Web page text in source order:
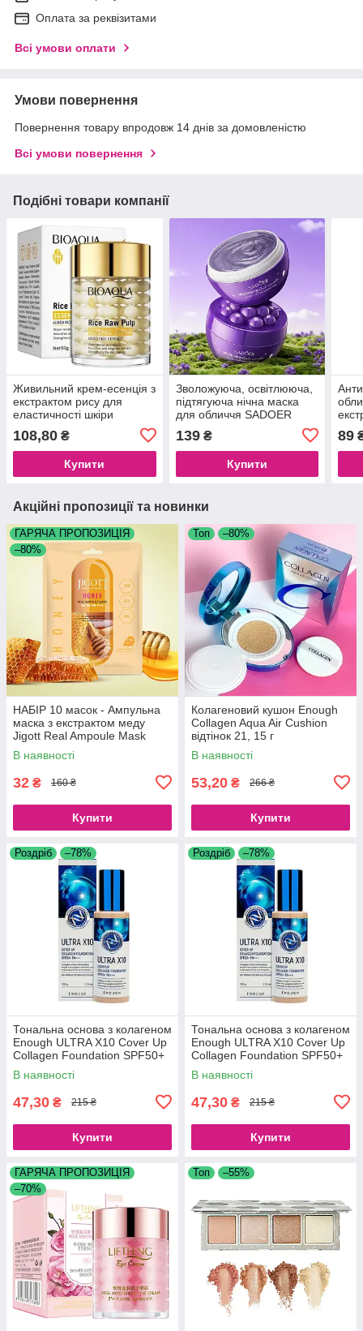
Оплата за реквізитами
Всі умови оплати
Умови повернення
Повернення товару впродовж 14 днів за домовленістю
Всі умови повернення
Подібні товари компанії
Живильний крем-есенція з
екстрактом рису для
еластичності шкіри
Essence Cream, 60 г
108,80 ₴
Купити
Зволожуюча, освітлююча,
підтягуюча нічна маска
для обличчя SADOER
Whitening GRAPES, 120 g
139₴
Купити
89
Акційні пропозиції та новинки
ГАРЯЧА ПРОПОЗИЦІЯ
–80%
НАБІР 10 масок - Ампульна
маска з екстрактом меду
Jigott Real Ampoule Mask
Honey, 10 шт.*27 мл.
В наявності
32 ₴ 160 ₴
Купити
Топ –80%
Колагеновий кушон Enough
Collagen Aqua Air Cushion
відтінок 21, 15 г
В наявності
53,20 ₴ 266 ₴
Купити
Роздріб –78%
Тональна основа з колагеном
Enough ULTRA X10 Cover Up
Collagen Foundation SPF50+
PA+++ No13 (100 g)
В наявності
47,30 ₴ 215 ₴
Купити
Роздріб –78%
Тональна основа з колагеном
Enough ULTRA X10 Cover Up
Collagen Foundation SPF50+
PA+++ No21 (100 g)
В наявності
47,30 ₴ 215 ₴
Купити
ГАРЯЧА ПРОПОЗИЦІЯ
–70%
Топ –55%